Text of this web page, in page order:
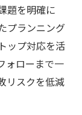
題を明確に
プランニング
ップ対応を活
ォローまで一
リスクを低減